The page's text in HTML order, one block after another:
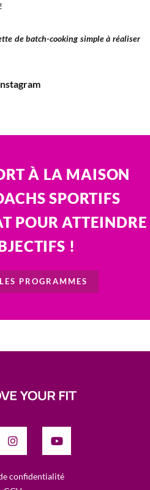
de batch-cooking simple à réaliser
À LA MAISON
SPORTIFS
POUR ATTEINDRE
!
PROGRAMMES
confidentialité